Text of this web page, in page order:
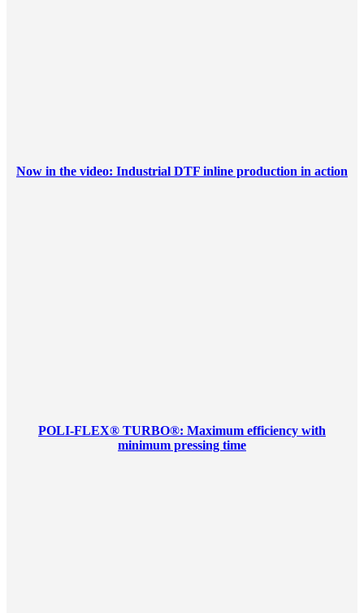
Now in the video: Industrial DTF inline production in action
POLI-FLEX® TURBO®: Maximum efficiency with
minimum pressing time